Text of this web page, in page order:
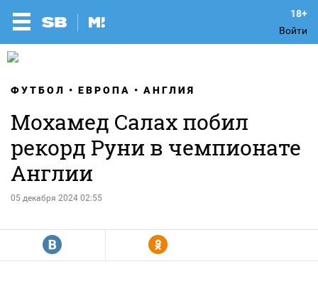
Войти
ФУТБОЛ ЕВРОПА АНГЛИЯ
Мохамед Салах побил
рекорд Руни в чемпионате
Англии
05 декабря 2024 02:55
R Y